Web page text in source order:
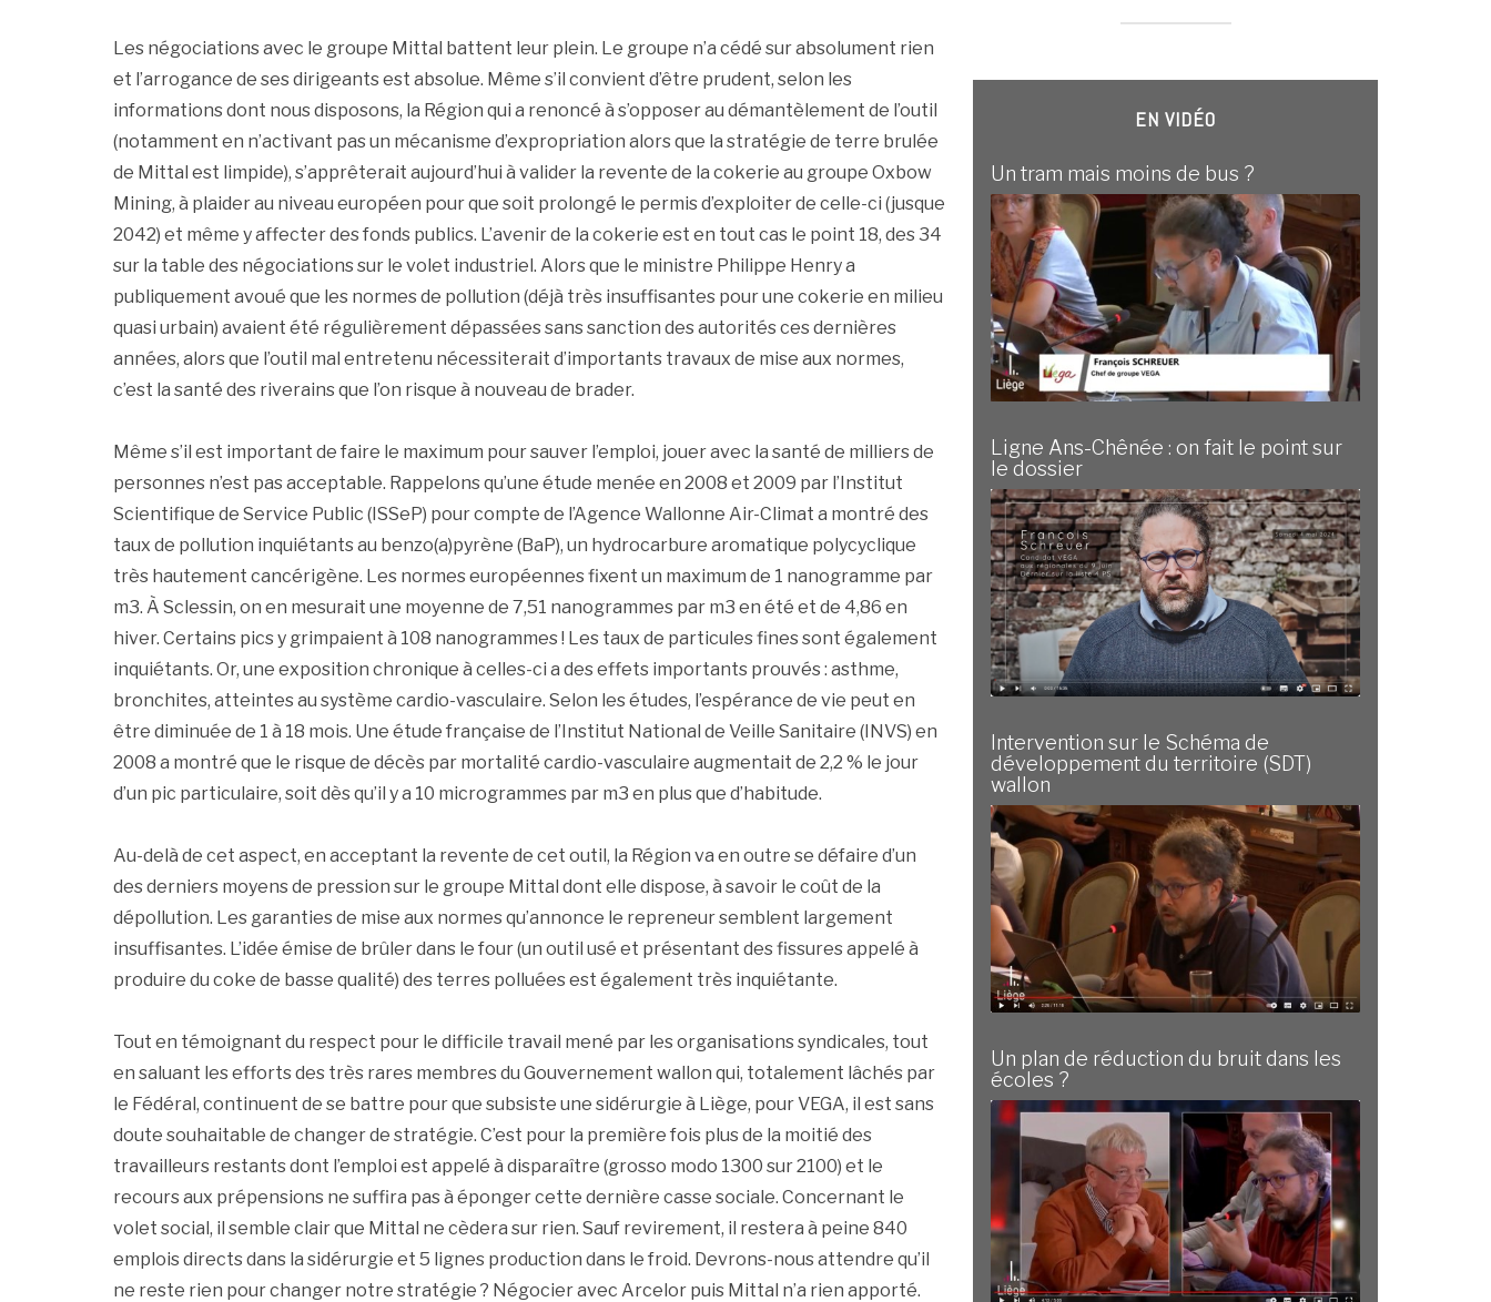
Les négociations avec le groupe Mittal battent leur plein. Le groupe n’a cédé sur absolument rien
et l’arrogance de ses dirigeants est absolue. Même s’il convient d’être prudent, selon les
informations dont nous disposons, la Région qui a renoncé à s’opposer au démantèlement de l’outil
(notamment en n’activant pas un mécanisme d’expropriation alors que la stratégie de terre brulée
de Mittal est limpide), s’apprêterait aujourd’hui à valider la revente de la cokerie au groupe Oxbow
Mining, à plaider au niveau européen pour que soit prolongé le permis d’exploiter de celle-ci (jusque
2042) et même y affecter des fonds publics. L’avenir de la cokerie est en tout cas le point 18, des 34
sur la table des négociations sur le volet industriel. Alors que le ministre Philippe Henry a
publiquement avoué que les normes de pollution (déjà très insuffisantes pour une cokerie en milieu
quasi urbain) avaient été régulièrement dépassées sans sanction des autorités ces dernières
années, alors que l’outil mal entretenu nécessiterait d’importants travaux de mise aux normes,
c’est la santé des riverains que l’on risque à nouveau de brader.
Même s’il est important de faire le maximum pour sauver l’emploi, jouer avec la santé de milliers de
personnes n’est pas acceptable. Rappelons qu’une étude menée en 2008 et 2009 par l’Institut
Scientifique de Service Public (ISSeP) pour compte de l’Agence Wallonne Air-Climat a montré des
taux de pollution inquiétants au benzo(a)pyrène (BaP), un hydrocarbure aromatique polycyclique
très hautement cancérigène. Les normes européennes fixent un maximum de 1 nanogramme par
m3. À Sclessin, on en mesurait une moyenne de 7,51 nanogrammes par m3 en été et de 4,86 en
hiver. Certains pics y grimpaient à 108 nanogrammes ! Les taux de particules fines sont également
inquiétants. Or, une exposition chronique à celles-ci a des effets importants prouvés : asthme,
bronchites, atteintes au système cardio-vasculaire. Selon les études, l’espérance de vie peut en
être diminuée de 1 à 18 mois. Une étude française de l’Institut National de Veille Sanitaire (INVS) en
2008 a montré que le risque de décès par mortalité cardio-vasculaire augmentait de 2,2 % le jour
d’un pic particulaire, soit dès qu’il y a 10 microgrammes par m3 en plus que d’habitude.
Au-delà de cet aspect, en acceptant la revente de cet outil, la Région va en outre se défaire d’un
des derniers moyens de pression sur le groupe Mittal dont elle dispose, à savoir le coût de la
dépollution. Les garanties de mise aux normes qu’annonce le repreneur semblent largement
insuffisantes. L’idée émise de brûler dans le four (un outil usé et présentant des fissures appelé à
produire du coke de basse qualité) des terres polluées est également très inquiétante.
Tout en témoignant du respect pour le difficile travail mené par les organisations syndicales, tout
en saluant les efforts des très rares membres du Gouvernement wallon qui, totalement lâchés par
le Fédéral, continuent de se battre pour que subsiste une sidérurgie à Liège, pour VEGA, il est sans
doute souhaitable de changer de stratégie. C’est pour la première fois plus de la moitié des
travailleurs restants dont l’emploi est appelé à disparaître (grosso modo 1300 sur 2100) et le
recours aux prépensions ne suffira pas à éponger cette dernière casse sociale. Concernant le
volet social, il semble clair que Mittal ne cèdera sur rien. Sauf revirement, il restera à peine 840
emplois directs dans la sidérurgie et 5 lignes production dans le froid. Devrons-nous attendre qu’il
ne reste rien pour changer notre stratégie ? Négocier avec Arcelor puis Mittal n’a rien apporté.
EN VIDÉO
Un tram mais moins de bus ?
Ligne Ans-Chênée : on fait le point sur
le dossier
Intervention sur le Schéma de
développement du territoire (SDT)
wallon
Un plan de réduction du bruit dans les
écoles ?